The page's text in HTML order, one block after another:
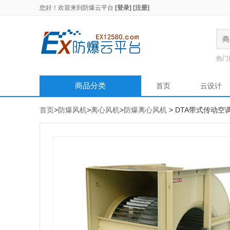
您好！欢迎来到 防爆云平台 [登录] [注册]
热
商品分类 首页 云设计
首页>防爆风机>离心风机>防爆离心风机 > DTA带式传动空